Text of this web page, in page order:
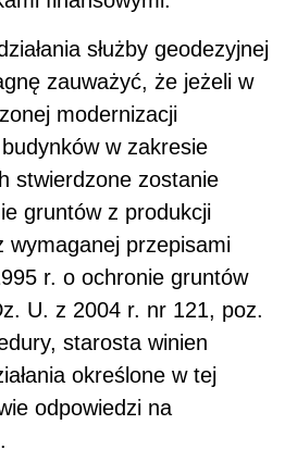
służby geodezyjnej
zauważyć, że jeżeli w
modernizacji
w zakresie
stwierdzone zostanie
gruntów z produkcji
wymaganej przepisami
r. o ochronie gruntów
U. z 2004 r. nr 121, poz.
starosta winien
określone w tej
odpowiedzi na